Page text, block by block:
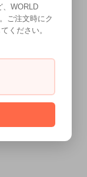
、WORLD
ご注文時にク
ください。